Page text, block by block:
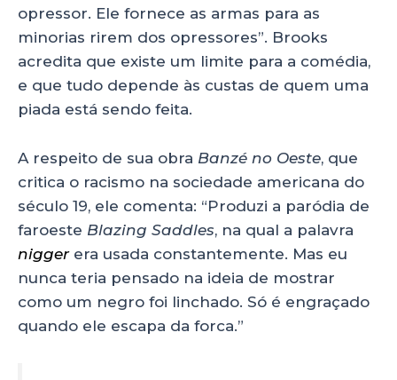
opressor. Ele fornece as armas para as
minorias rirem dos opressores”. Brooks
acredita que existe um limite para a comédia,
e que tudo depende às custas de quem uma
piada está sendo feita.
A respeito de sua obra Banzé no Oeste, que
critica o racismo na sociedade americana do
século 19, ele comenta: “Produzi a paródia de
faroeste Blazing Saddles, na qual a palavra
niggerera usada constantemente. Mas eu
nunca teria pensado na ideia de mostrar
como um negro foi linchado. Só é engraçado
quando ele escapa da forca.”